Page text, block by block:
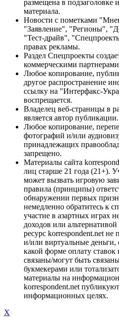
размещена в подзаголовке
материала.
Новости с пометками
"Заявление", "Регионы",
"Тест-драйв",
правах рекламы.
Раздел Спецпроекты
коммерческими
Любое копирование,
другое распространение
ссылку на "Интерфакс-
воспрещается.
Владелец веб-страницы в
является автор публикации.
Любое копирование,
фотографий и/или
принадлежащих
запрещено.
Материалы сайта
лиц старше 21 года (21+).
может вызвать игровую
правила (принципы)
обнаружении первых
немедленно обратитесь к
участие в азартных играх
доходов или
ресурс korrespondent.net
и/или виртуальные
какой форме оплату
связаны/могут быть
букмекерами или
материалы на
korrespondent.net
информационных целях.
X